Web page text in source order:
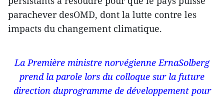
parachever desOMD, dont la lutte contre les
impacts du changement climatique.
La Première ministre norvégienne ErnaSolberg
prend la parole lors du colloque sur la future
direction duprogramme de développement pour